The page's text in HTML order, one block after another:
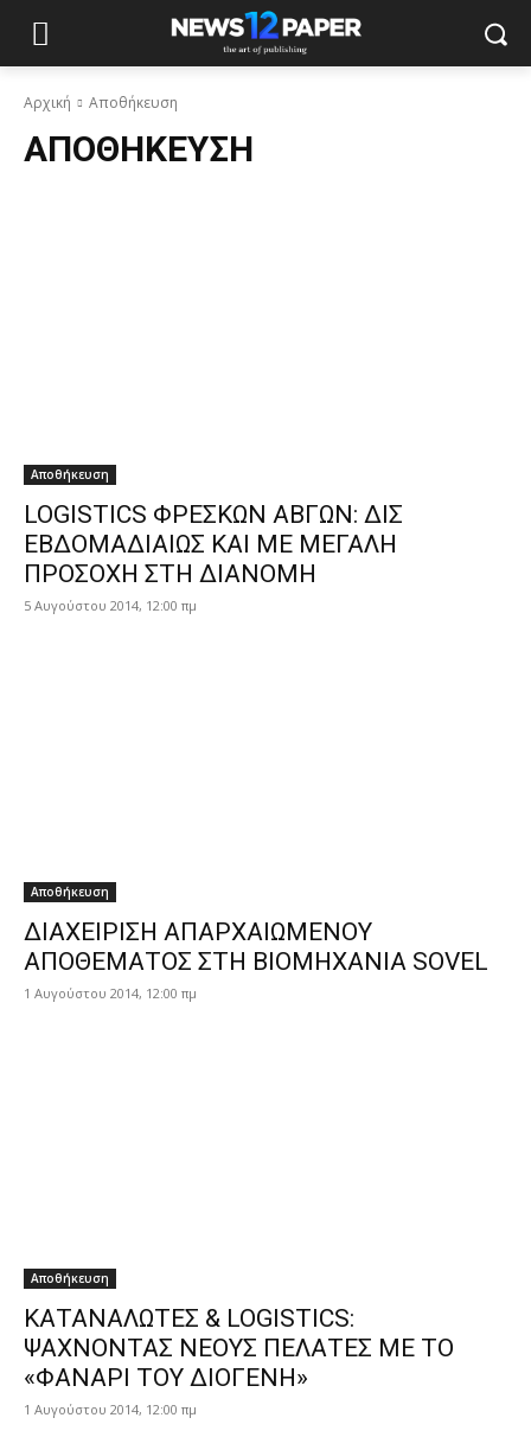
Αρχική Αποθήκευση
ΑΠΟΘΉΚΕΥΣΗ
Αποθήκευση
LOGISTICS ΦΡΕΣΚΩΝ ΑΒΓΩΝ: ΔΙΣ
ΕΒΔΟΜΑΔΙΑΙΩΣ ΚΑΙ ΜΕ ΜΕΓΑΛΗ
ΠΡΟΣΟΧΗ ΣΤΗ ΔΙΑΝΟΜΗ
5 Αυγούστου 2014, 12:00 πμ
Αποθήκευση
ΔΙΑΧΕΙΡΙΣΗ ΑΠΑΡΧΑΙΩΜΕΝΟΥ
ΑΠΟΘΕΜΑΤΟΣ ΣΤΗ ΒΙΟΜΗΧΑΝΙΑ SOVEL
1 Αυγούστου 2014, 12:00 πμ
Αποθήκευση
ΚΑΤΑΝΑΛΩΤΕΣ & LOGISTICS:
ΨΑΧΝΟΝΤΑΣ ΝΕΟΥΣ ΠΕΛΑΤΕΣ ΜΕ ΤΟ
«ΦΑΝΑΡΙ ΤΟΥ ΔΙΟΓΕΝΗ»
1 Αυγούστου 2014, 12:00 πμ